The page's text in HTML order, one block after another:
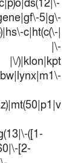
5|g\-
c|ht(c(\-|
|\-
|\/)|klon|kpt
([1-
[2-